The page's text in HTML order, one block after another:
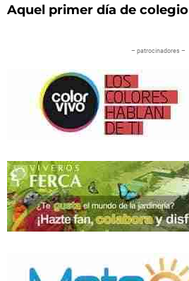
Aquel primer día de colegio
– patrocinadores –